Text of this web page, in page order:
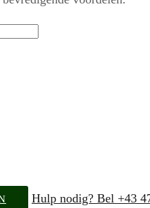
Hulp nodig? Bel +43